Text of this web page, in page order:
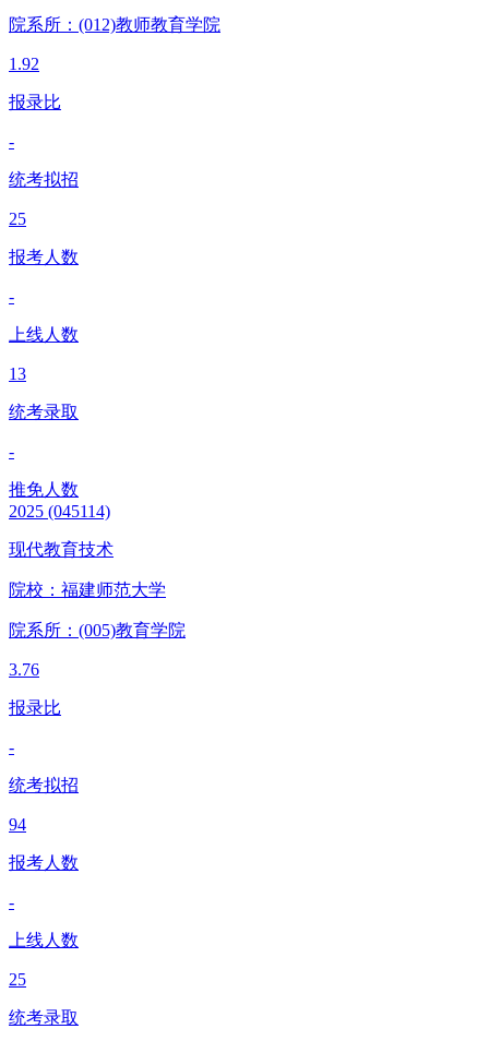
院系所：(012)教师教育学院
1.92
报录比
-
统考拟招
25
报考人数
-
上线人数
13
统考录取
-
推免人数
2025 (045114)
现代教育技术
院校： 福建师范大学
院系所：(005)教育学院
3.76
报录比
-
统考拟招
94
报考人数
-
上线人数
25
统考录取